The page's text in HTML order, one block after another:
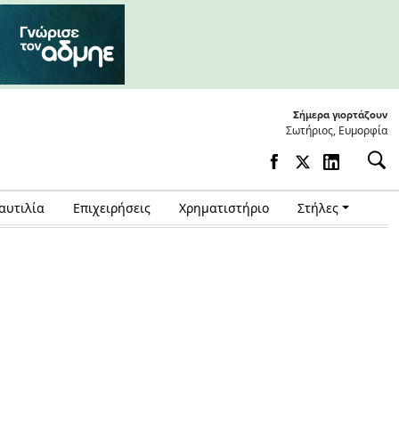
Σήμερα γιορτάζουν
Σωτήριος, Ευμορφία
Επιχειρήσεις Χρηματιστήριο Στήλες